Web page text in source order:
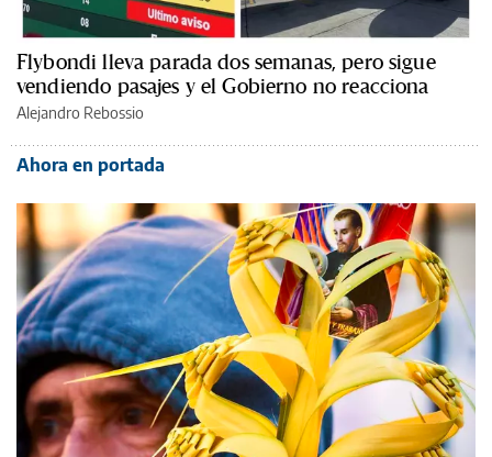
Flybondi lleva parada dos semanas, pero sigue
vendiendo pasajes y el Gobierno no reacciona
Alejandro Rebossio
Ahora en portada